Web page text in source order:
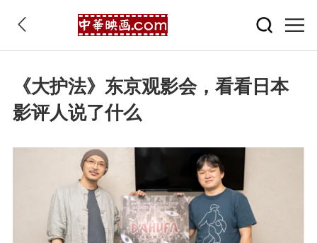
《大护法》东京观影会，看看日本
影评人说了什么